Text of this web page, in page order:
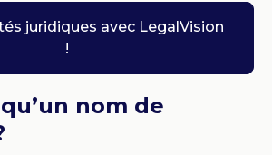
juridiques avec LegalVision
!
nom de